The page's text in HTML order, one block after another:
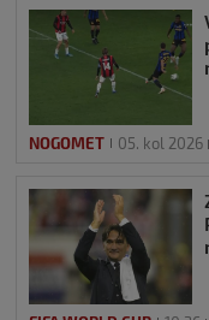
NOGOMET 05. kol 2026